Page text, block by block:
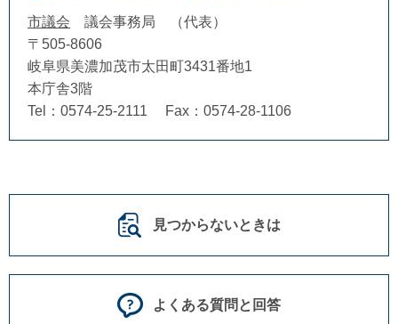
市議会 議会事務局
代表
〒505-8606
岐阜県美濃加茂市太田町3431番地1
本庁舎3階
Tel：0574-25-2111
Fax：0574-28-1106
見つからないときは
よくある質問と回答